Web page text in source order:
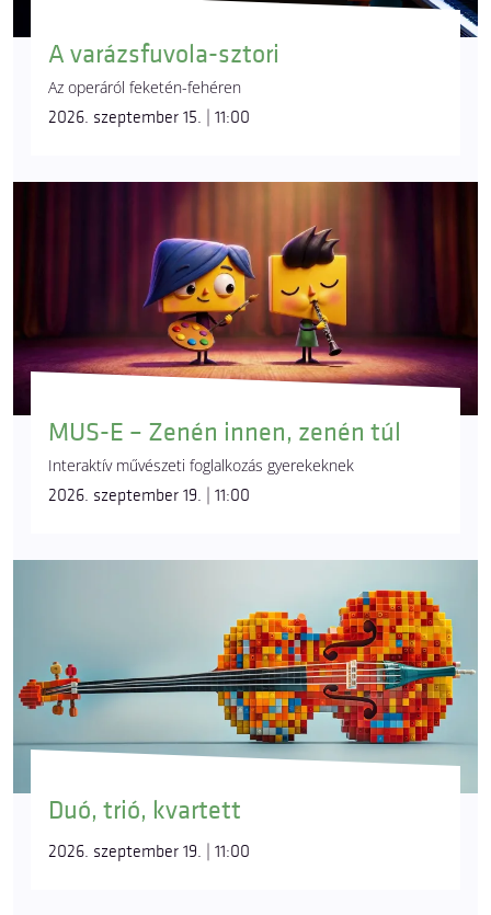
A varázsfuvola-sztori
Az operáról feketén-fehéren
2026. szeptember 15. | 11:00
MUS-E – Zenén innen, zenén túl
Interaktív művészeti foglalkozás gyerekeknek
2026. szeptember 19. | 11:00
Duó, trió, kvartett
2026. szeptember 19. | 11:00